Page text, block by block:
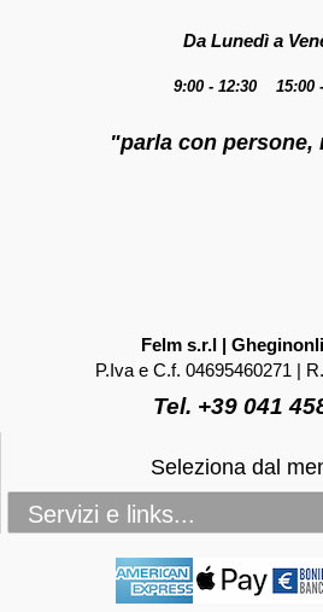
Da Lunedì a
9:00 - 12:30 15:00
"parla con persone,
Felm s.r.l |
P.Iva e C.f. 04695460271 |
Tel. +39 041
Seleziona dal